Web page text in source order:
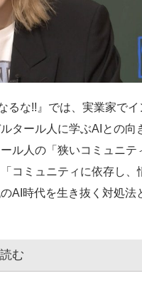
るな!!』では、実業家で
タール人に学ぶAIとの向
ル人の「狭いコミュニテ
コミュニティに依存し、
AI時代を生き抜く対処法
む